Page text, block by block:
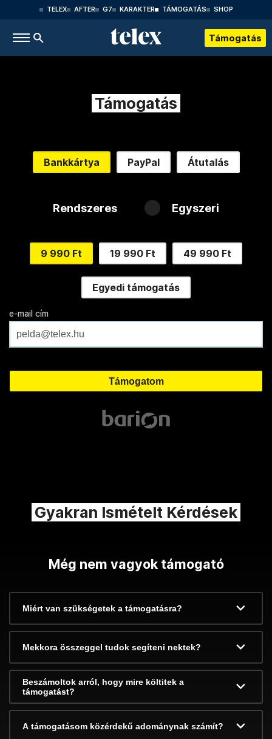
TELEX AFTER G7 KARAKTER TÁMOGATÁS SHOP
Támogatás
Támogatás
Bankkártya PayPal Átutalás
Rendszeres Egyszeri
9 990 Ft 19 990 Ft 49 990 Ft
Egyedi támogatás
e-mail cím
Gyakran Ismételt Kérdések
Még nem vagyok támogató
Miért van szükségetek a támogatásra?
Mekkora összeggel tudok segíteni nektek?
Beszámoltok arról, hogy mire költitek a
támogatást?
A támogatásom közérdekű adománynak számít?